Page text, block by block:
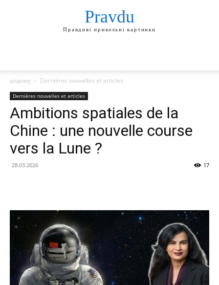
Pravdu
Правдиві прикольні картинки
додому Dernières nouvelles et articles
Dernières nouvelles et articles
Ambitions spatiales de la
Chine : une nouvelle course
vers la Lune ?
28.03.2026 17